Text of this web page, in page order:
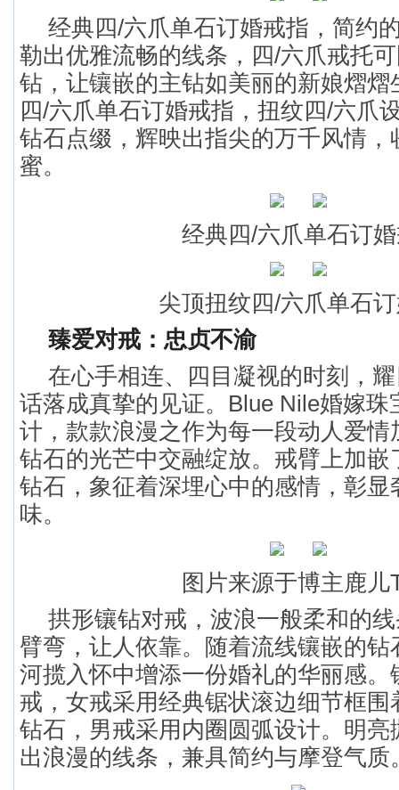
经典四/六爪单石订婚戒指，简约
勒出优雅流畅的线条，四/六爪戒托
钻，让镶嵌的主钻如美丽的新娘熠熠
四/六爪单石订婚戒指，扭纹四/六爪
钻石点缀，辉映出指尖的万千风情，
蜜。
经典四/六爪单石订
尖顶扭纹四/六爪单石
臻爱对戒：忠贞不渝
在心手相连、四目凝视的时刻，
话落成真挚的见证。Blue Nile婚嫁珠
计，款款浪漫之作为每一段动人爱情
钻石的光芒中交融绽放。戒臂上加嵌
钻石，象征着深埋心中的感情，彰显
味。
图片来源于博主鹿儿
拱形镶钻对戒，波浪一般柔和的
臂弯，让人依靠。随着流线镶嵌的
河揽入怀中增添一份婚礼的华丽感。
戒，女戒采用经典锯状滚边细节框
钻石，男戒采用内圈圆弧设计。明亮
出浪漫的线条，兼具简约与摩登气质